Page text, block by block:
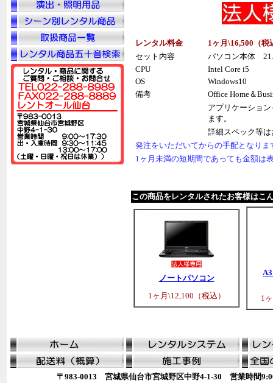
レンタル料金 1ヶ月\16,500（税
セット内容
パソコン本体
CPU
Intel Core i5
OS
Windows10
備考
Office Home＆
アプリケーショ
ます。
詳細スペック等
発注をいただいてからの手配となり
1ヶ月未満の短期間であっても金額は
この商品をレンタルされたお客様はこ
ノートパソコン
1ヶ月\12,100（税込）
1
〒983-0013 宮城県仙台市宮城野区中野4-1-30 営業時間